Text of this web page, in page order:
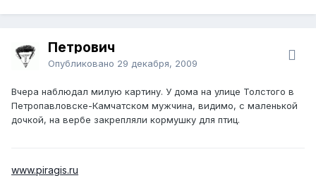
Петрович
Опубликовано 29 декабря, 2009
Вчера наблюдал милую картину. У дома на улице Толстого в
Петропавловске-Камчатском мужчина, видимо, с маленькой
дочкой, на вербе закрепляли кормушку для птиц.
www.piragis.ru